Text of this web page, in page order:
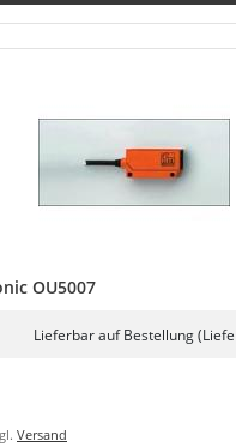
OU5007
Lieferbar auf Bestellung
Versand